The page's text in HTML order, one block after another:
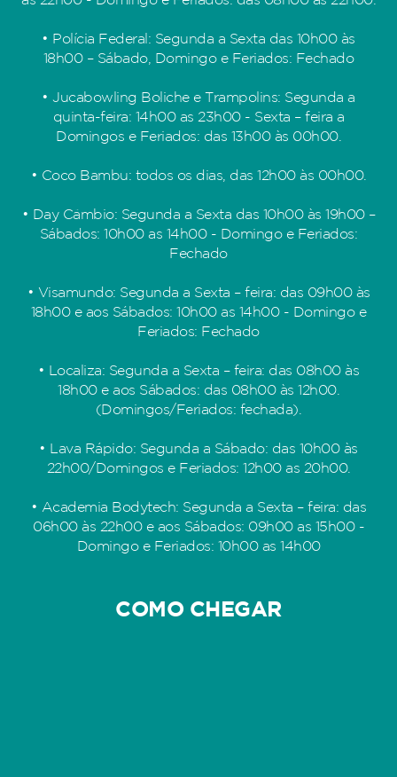
• Polícia Federal: Segunda a Sexta das 10h00 às
18h00 – Sábado, Domingo e Feriados: Fechado
• Jucabowling Boliche e Trampolins: Segunda a
quinta-feira: 14h00 as 23h00 - Sexta – feira a
Domingos e Feriados: das 13h00 às 00h00.
• Coco Bambu: todos os dias, das 12h00 às 00h00.
• Day Câmbio: Segunda a Sexta das 10h00 às 19h00 –
Sábados: 10h00 as 14h00 - Domingo e Feriados:
Fechado
• Visamundo: Segunda a Sexta – feira: das 09h00 às
18h00 e aos Sábados: 10h00 as 14h00 - Domingo e
Feriados: Fechado
• Localiza: Segunda a Sexta – feira: das 08h00 às
18h00 e aos Sábados: das 08h00 às 12h00.
(Domingos/Feriados: fechada).
• Lava Rápido: Segunda a Sábado: das 10h00 às
22h00/Domingos e Feriados: 12h00 as 20h00.
• Academia Bodytech: Segunda a Sexta – feira: das
06h00 às 22h00 e aos Sábados: 09h00 as 15h00 -
Domingo e Feriados: 10h00 as 14h00
COMO CHEGAR